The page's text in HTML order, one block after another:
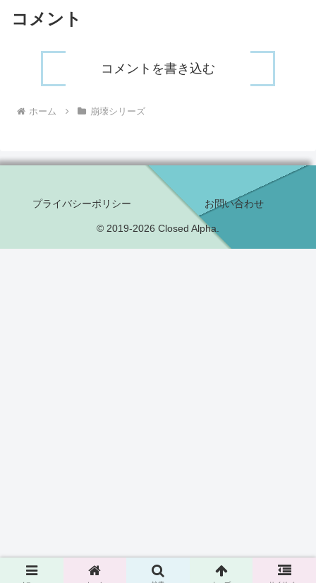
コメント
コメントを書き込む
ホーム 崩壊シリーズ
プライバシーポリシー お問い合わせ
© 2019-2026 Closed Alpha.